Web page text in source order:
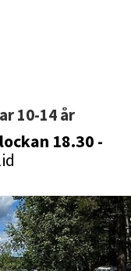
10-14 år
18.30 -